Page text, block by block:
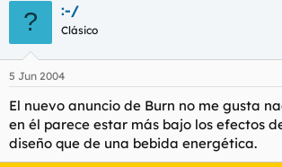
? :-/
Clásico
5 Jun 2004
El nuevo anuncio de Burn no me gusta
en él parece estar más bajo los efectos
diseño que de una bebida energética.